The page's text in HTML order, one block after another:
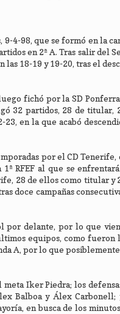
9-4-98, que se formó en la
en 2ª A. Tras salir del
las 18-19 y 19-20, tras el
fichó por la SD
32 partidos, 28 de titular,
en la que acabó
por el CD Tenerife,
RFEF al que se
28 de ellos como titular y
doce campañas
por delante, por lo que
equipos, como fueron
A, por lo que
Iker Piedra; los
Balboa y Álex Carbonell;
en busca de los